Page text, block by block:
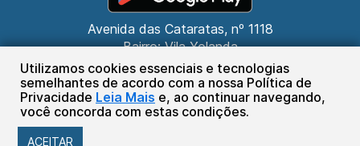
Utilizamos cookies essenciais e tecnologias
semelhantes de acordo com a nossa Política de
Privacidade Leia Mais e, ao continuar navegando,
você concorda com estas condições.
ACEITAR
Avenida das Cataratas, nº 1118
Bairro: Vila Yolanda
CEP: 85853-000
Foz do Iguaçu - PR
(45) 3132-3030